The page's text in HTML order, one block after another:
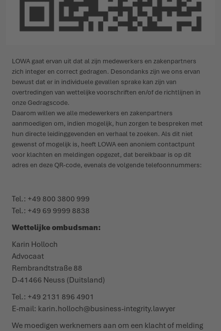
LOWA gaat ervan uit dat al zijn medewerkers en zakenpartners
zich integer en correct gedragen. Desondanks zijn we ons ervan
bewust dat er in individuele gevallen sprake kan zijn van
overtredingen van wettelijke voorschriften en/of de richtlijnen in
onze Gedragscode.
Daarom willen we alle medewerkers en zakenpartners
aanmoedigen om, indien mogelijk, hun zorgen te bespreken met
hun directe leidinggevenden en verhaal te zoeken. Als dit niet
gewenst of mogelijk is, heeft LOWA een anoniem contactpunt
voor klachten en meldingen opgezet, dat bereikbaar is op dit
adres en deze QR-code, evenals de volgende telefoonnummers:
Tel.: +49 800 3800 999
Tel.: +49 69 9999 8838
Wettelijke ombudsman:
Karin Holloch
Advocaat
Rembrandtstraße 88
D-41466 Neuss (Duitsland)
Tel.: +49 2131 896 4901
E-mail: karin.holloch@business-integrity.lawyer
We moedigen werknemers aan om een klacht of melding